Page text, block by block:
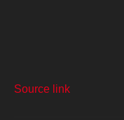
Source link